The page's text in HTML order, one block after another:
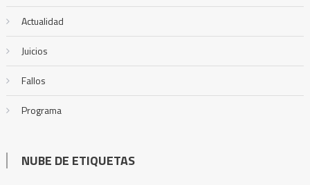
Actualidad
Juicios
Fallos
Programa
NUBE DE ETIQUETAS